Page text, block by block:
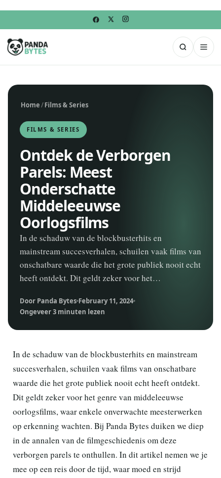
Home/Films & Series
FILMS & SERIES
Ontdek de Verborgen
Parels: Meest
Onderschatte
Middeleeuwse
Oorlogsfilms
In de schaduw van de blockbusterhits en
mainstream succesverhalen, schuilen vaak films van
onschatbare waarde die het grote publiek nooit echt
heeft ontdekt. Dit geldt zeker voor het…
Door Panda Bytes February 11, 2024
Ongeveer 3 minuten lezen
In de schaduw van de blockbusterhits en mainstream
succesverhalen, schuilen vaak films van onschatbare
waarde die het grote publiek nooit echt heeft ontdekt.
Dit geldt zeker voor het genre van middeleeuwse
oorlogsfilms, waar enkele onverwachte meesterwerken
op erkenning wachten. Bij Panda Bytes duiken we diep
in de annalen van de filmgeschiedenis om deze
verborgen parels te onthullen. In dit artikel nemen we je
mee op een reis door de tijd, waar moed en strijd